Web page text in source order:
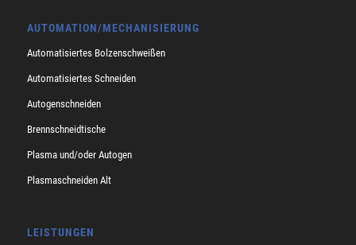
AUTOMATION/MECHANISIERUNG
Automatisiertes Bolzenschweißen
Automatisiertes Schneiden
Autogenschneiden
Brennschneidtische
Plasma und/oder Autogen
Plasmaschneiden Alt
LEISTUNGEN